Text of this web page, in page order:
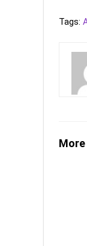
Tags:
More